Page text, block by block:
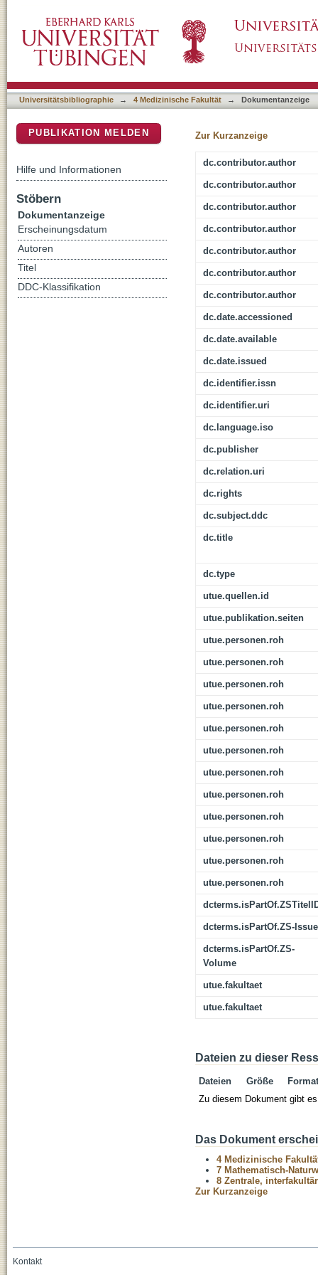
effect of BACE1 inhibition
Universitätsbibliographie → 4 Medizinische Fakultät → Dokumentanzeige
Zur Kurzanzeige
dc.contributor.author
dc.contributor.author
dc.contributor.author
dc.contributor.author
dc.contributor.author
dc.contributor.author
dc.contributor.author
dc.date.accessioned
dc.date.available
dc.date.issued
dc.identifier.issn
dc.identifier.uri
dc.language.iso
dc.publisher
dc.relation.uri
dc.rights
dc.subject.ddc
dc.title
dc.type
utue.quellen.id
utue.publikation.seiten
utue.personen.roh
utue.personen.roh
utue.personen.roh
utue.personen.roh
utue.personen.roh
utue.personen.roh
utue.personen.roh
utue.personen.roh
utue.personen.roh
utue.personen.roh
utue.personen.roh
utue.personen.roh
dcterms.isPartOf.ZS-Issue
dcterms.isPartOf.ZS-
Volume
utue.fakultaet
utue.fakultaet
Dateien zu dieser
Dateien Größe
Format
Zu diesem Dokument gibt
Das Dokument
4 Medizinische
7 Mathematisch-
8 Zentrale,
Zur Kurzanzeige
PUBLIKATION MELDEN
Hilfe und Informationen
Stöbern
Dokumentanzeige
Erscheinungsdatum
Autoren
Titel
DDC-Klassifikation
Kontakt